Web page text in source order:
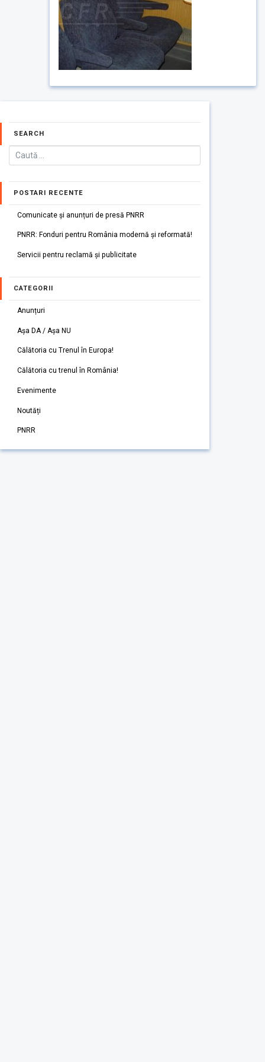
SEARCH
POSTARI RECENTE
Comunicate și anunțuri de presă PNRR
PNRR: Fonduri pentru România modernă și reformată!
Servicii pentru reclamă și publicitate
CATEGORII
Anunțuri
Așa DA / Așa NU
Călătoria cu Trenul în Europa!
Călătoria cu trenul în România!
Evenimente
Noutăți
PNRR